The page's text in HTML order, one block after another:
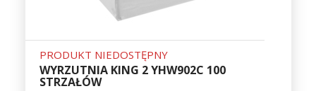
PRODUKT NIEDOSTĘPNY
WYRZUTNIA KING 2 YHW902C 100
STRZAŁÓW